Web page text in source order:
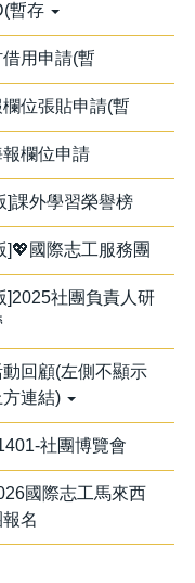
暫存
用申請(暫
位張貼申請(暫
報欄位申請
]課外學習榮譽榜
]💖國際志工服務團
]2025社團負責人研
動回顧(左側不顯示
連結)
社團博覽會
國際志工馬來西
名